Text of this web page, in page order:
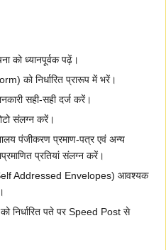
को ध्यानपूर्वक पढ़ें।
को निर्धारित प्रारूप में भरें।
सही-सही दर्ज करें।
संलग्न करें।
पंजीकरण प्रमाण-पत्र एवं अन्य
प्रतियां संलग्न करें।
Addressed Envelopes) आवश्यक
निर्धारित पते पर Speed Post से